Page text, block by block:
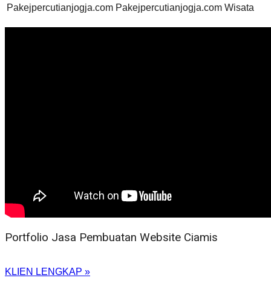
Pakejpercutianjogja.com Pakejpercutianjogja.com Wisata
Portfolio Jasa Pembuatan Website Ciamis
KLIEN LENGKAP »